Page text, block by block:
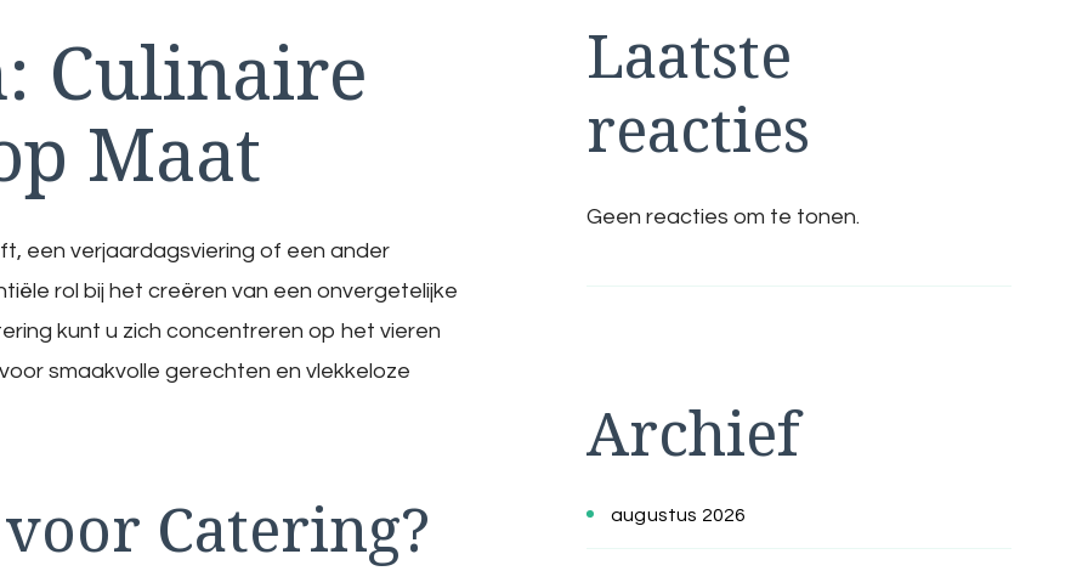
Culinaire
Maat
een verjaardagsviering of een ander
rol bij het creëren van een onvergetelijke
kunt u zich concentreren op het vieren
smaakvolle gerechten en vlekkeloze
Catering?
Laatste
reacties
Geen reacties om te tonen.
Archief
augustus 2026